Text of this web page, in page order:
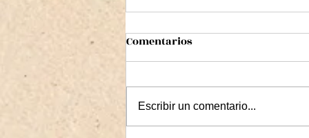
Comentarios
Escribir un comentario...